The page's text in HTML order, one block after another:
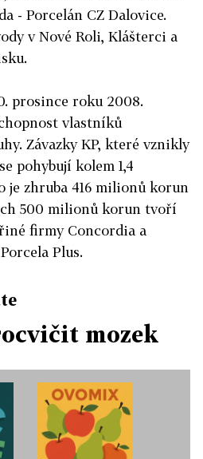
- Porcelán CZ Dalovice.
v Nové Roli, Klášterci a
prosince roku 2008.
vlastníků
Závazky KP, které vznikly
pohybují kolem 1,4
zhruba 416 milionů korun
500 milionů korun tvoří
firmy Concordia a
Plus.
mozek